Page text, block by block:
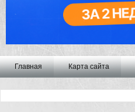
Главная Карта сайта